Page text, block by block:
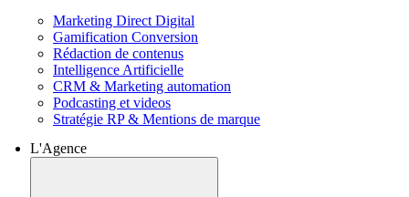
Marketing Direct Digital
Gamification Conversion
Rédaction de contenus
Intelligence Artificielle
CRM & Marketing automation
Podcasting et videos
Stratégie RP & Mentions de marque
L'Agence